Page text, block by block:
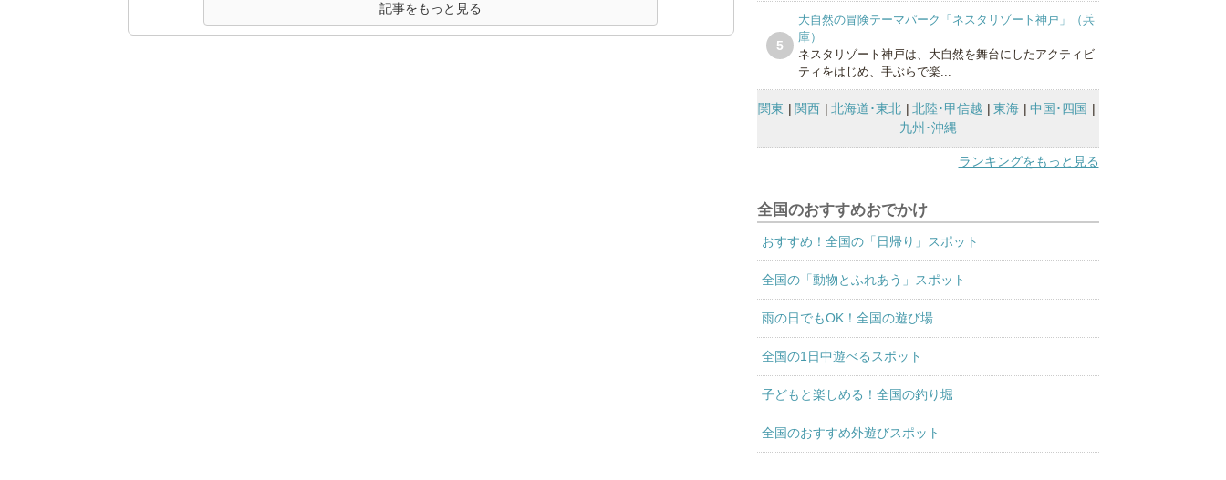
記事をもっと見る
5
大自然の冒険テーマパーク「ネスタリゾート神戸」（兵
庫）
ネスタリゾート神戸は、大自然を舞台にしたアクティビ
ティをはじめ、手ぶらで楽...
関東 関西 北海道･東北 北陸･甲信越 東海
中国･四国
九州･沖縄
ランキングをもっと見る
全国のおすすめおでかけ
おすすめ！全国の「日帰り」スポット
全国の「動物とふれあう」スポット
雨の日でもOK！全国の遊び場
全国の1日中遊べるスポット
子どもと楽しめる！全国の釣り堀
全国のおすすめ外遊びスポット